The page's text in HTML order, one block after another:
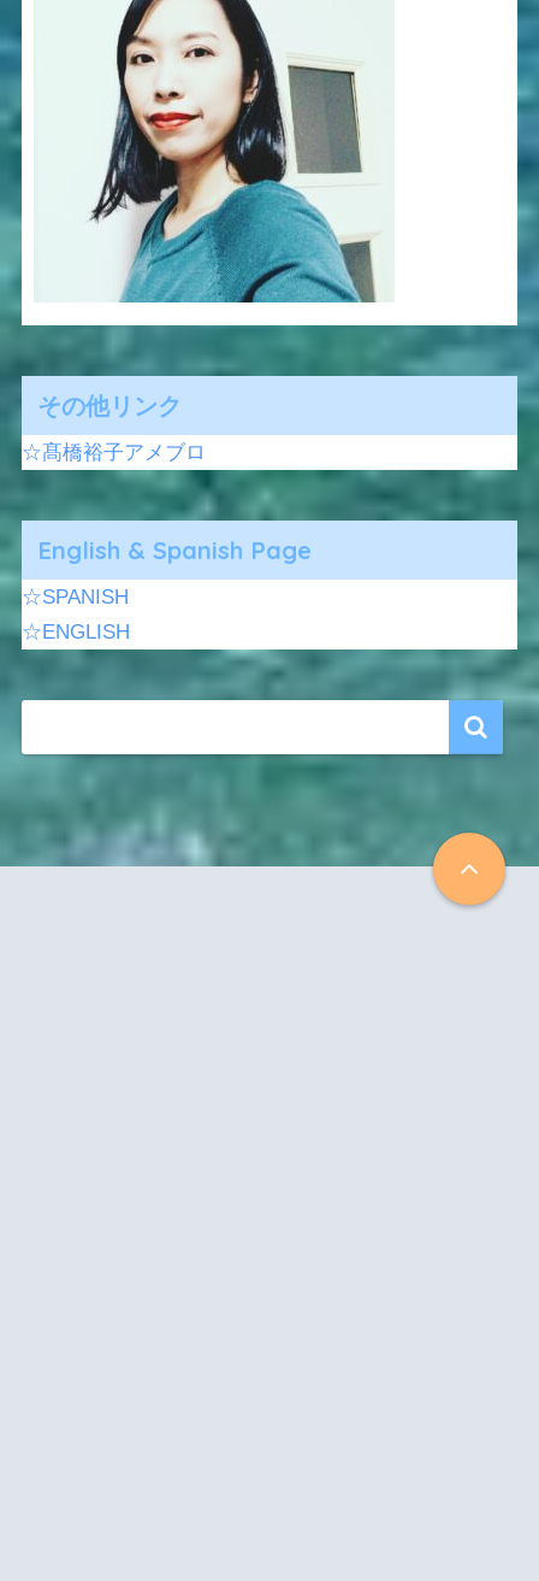
その他リンク
☆髙橋裕子アメブロ
English & Spanish Page
☆SPANISH
☆ENGLISH